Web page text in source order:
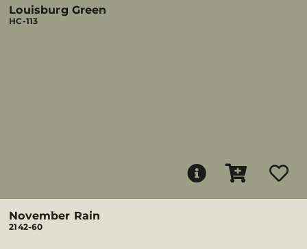
Louisburg Green
HC-113
November Rain
2142-60